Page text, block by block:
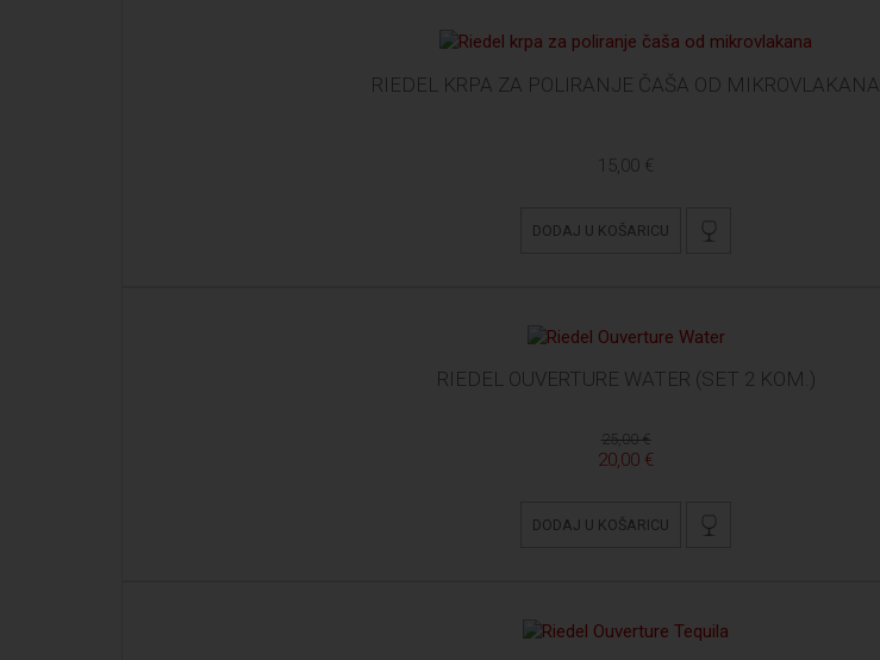
RIEDEL KRPA ZA POLIRANJE ČAŠA OD MIKROVLAKANA
15,00 €
DODAJ U KOŠARICU
RIEDEL OUVERTURE WATER (SET 2 KOM.)
25,00 €
20,00 €
DODAJ U KOŠARICU